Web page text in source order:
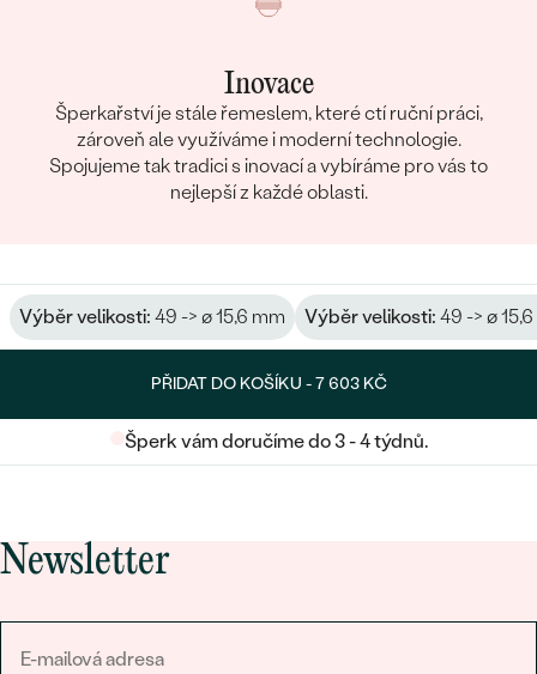
Inovace
Šperkařství je stále řemeslem, které ctí ruční práci,
zároveň ale využíváme i moderní technologie.
Spojujeme tak tradici s inovací a vybíráme pro vás to
nejlepší z každé oblasti.
Výběr velikosti: 49 -> ø 15,6 mm Výběr velikosti: 49 -> ø
PŘIDAT DO KOŠÍKU -7 603 KČ
Šperk vám doručíme do 3 - 4 týdnů.
Newsletter